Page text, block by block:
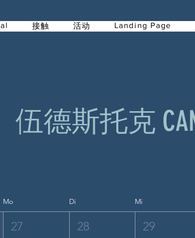
接触 活动 Landing Page
伍德斯托克
Mo Di Mi
27 28 29